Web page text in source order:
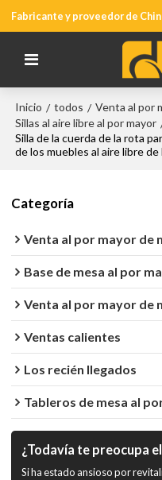
Fabricante y proveedor de
Inicio / todos / Venta al por
Sillas al aire libre al por mayor
Silla de la cuerda de la rota
de los muebles al aire libre
Categoría
Venta al por mayor de
Base de mesa al por
Venta al por mayor de
Ventas calientes
Los recién llegados
Tableros de mesa al
¿Todavía te preocupa
Si ha estado ansioso por